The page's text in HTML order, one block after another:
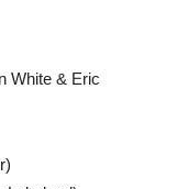
White & Eric